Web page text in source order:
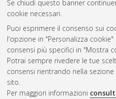
Se chiudi questo banner
cookie necessari.
Puoi esprimere il consenso sui
l'opzione in "Personalizza
consensi più specifici in "Mostra
Potrai sempre rivedere le tue
consensi rientrando nella
sito.
Per maggiori informazioni
Atom
Rss 1.0
Rss 2.0
ISSN: 2038-7946